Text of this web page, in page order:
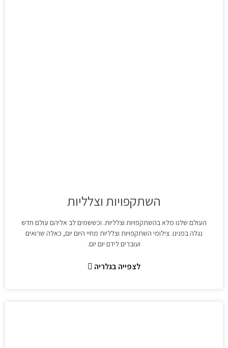
השתקפויות וצלליות
העולם שלנו מלא בהשתקפויות וצלליות. וכששמים לב אליהם עולם חדש
נגלה בפנינו. צילומי השתקפויות וצלליות מחיי היום יום, כאלה שרואים
ועוברים לידם יום יום.
לצפייה בגלריה